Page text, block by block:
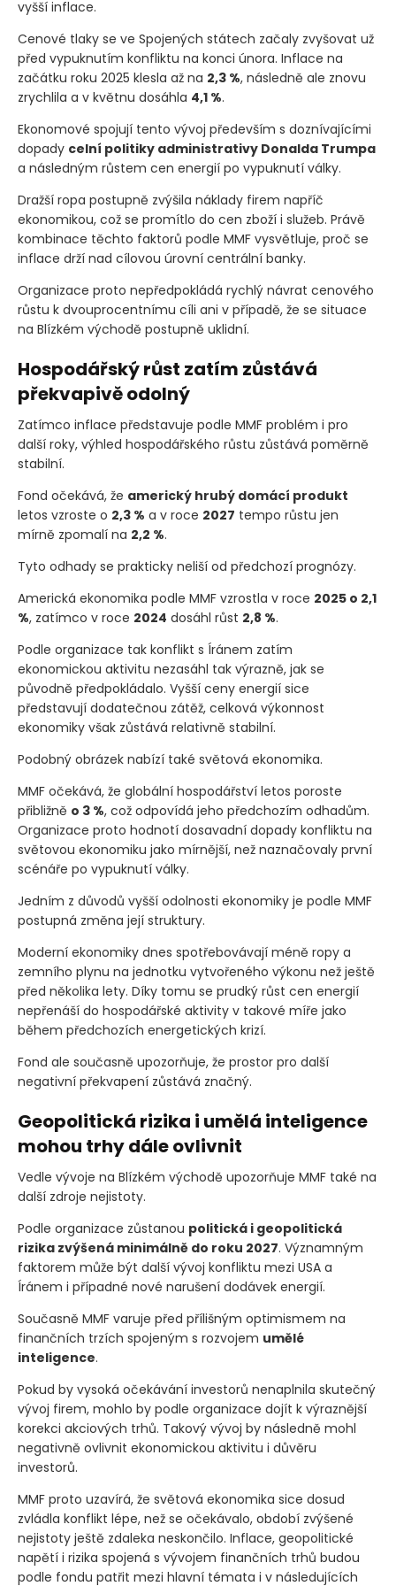
vyšší inflace.
Cenové tlaky se ve Spojených státech začaly zvyšovat už
před vypuknutím konfliktu na konci února. Inflace na
začátku roku 2025 klesla až na 2,3 %, následně ale znovu
zrychlila a v květnu dosáhla 4,1 %.
Ekonomové spojují tento vývoj především s doznívajícími
dopady celní politiky administrativy Donalda Trumpa
a následným růstem cen energií po vypuknutí války.
Dražší ropa postupně zvýšila náklady firem napříč
ekonomikou, což se promítlo do cen zboží i služeb. Právě
kombinace těchto faktorů podle MMF vysvětluje, proč se
inflace drží nad cílovou úrovní centrální banky.
Organizace proto nepředpokládá rychlý návrat cenového
růstu k dvouprocentnímu cíli ani v případě, že se situace
na Blízkém východě postupně uklidní.
Hospodářský růst zatím zůstává
překvapivě odolný
Zatímco inflace představuje podle MMF problém i pro
další roky, výhled hospodářského růstu zůstává poměrně
stabilní.
Fond očekává, že americký hrubý domácí produkt
letos vzroste o 2,3 % a v roce 2027 tempo růstu jen
mírně zpomalí na 2,2 %.
Tyto odhady se prakticky neliší od předchozí prognózy.
Americká ekonomika podle MMF vzrostla v roce 2025 o 2,1
%, zatímco v roce 2024 dosáhl růst 2,8 %.
Podle organizace tak konflikt s Íránem zatím
ekonomickou aktivitu nezasáhl tak výrazně, jak se
původně předpokládalo. Vyšší ceny energií sice
představují dodatečnou zátěž, celková výkonnost
ekonomiky však zůstává relativně stabilní.
Podobný obrázek nabízí také světová ekonomika.
MMF očekává, že globální hospodářství letos poroste
přibližně o 3 %, což odpovídá jeho předchozím odhadům.
Organizace proto hodnotí dosavadní dopady konfliktu na
světovou ekonomiku jako mírnější, než naznačovaly první
scénáře po vypuknutí války.
Jedním z důvodů vyšší odolnosti ekonomiky je podle MMF
postupná změna její struktury.
Moderní ekonomiky dnes spotřebovávají méně ropy a
zemního plynu na jednotku vytvořeného výkonu než ještě
před několika lety. Díky tomu se prudký růst cen energií
nepřenáší do hospodářské aktivity v takové míře jako
během předchozích energetických krizí.
Fond ale současně upozorňuje, že prostor pro další
negativní překvapení zůstává značný.
Geopolitická rizika i umělá inteligence
mohou trhy dále ovlivnit
Vedle vývoje na Blízkém východě upozorňuje MMF také na
další zdroje nejistoty.
Podle organizace zůstanou politická i geopolitická
rizika zvýšená minimálně do roku 2027. Významným
faktorem může být další vývoj konfliktu mezi USA a
Íránem i případné nové narušení dodávek energií.
Současně MMF varuje před přílišným optimismem na
finančních trzích spojeným s rozvojem umělé
inteligence.
Pokud by vysoká očekávání investorů nenaplnila skutečný
vývoj firem, mohlo by podle organizace dojít k výraznější
korekci akciových trhů. Takový vývoj by následně mohl
negativně ovlivnit ekonomickou aktivitu i důvěru
investorů.
MMF proto uzavírá, že světová ekonomika sice dosud
zvládla konflikt lépe, než se očekávalo, období zvýšené
nejistoty ještě zdaleka neskončilo. Inflace, geopolitické
napětí i rizika spojená s vývojem finančních trhů budou
podle fondu patřit mezi hlavní témata i v následujících